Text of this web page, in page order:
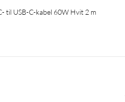
til USB-C-kabel 60W Hvit 2 m